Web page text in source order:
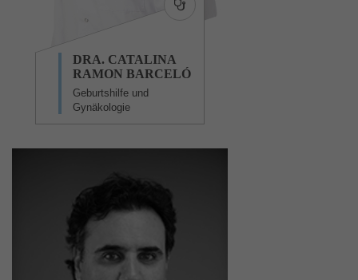
DRA. CATALINA
RAMON BARCELÓ
Geburtshilfe und
Gynäkologie